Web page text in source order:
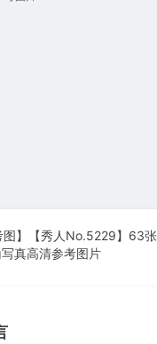
图】【秀人No.5229】63张
真高清参考图片